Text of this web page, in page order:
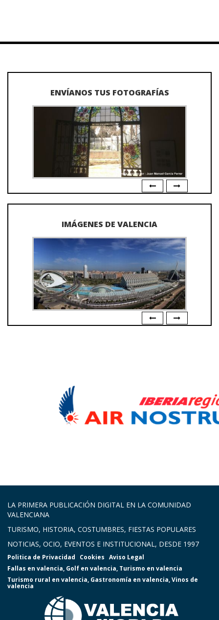
ENVÍANOS TUS FOTOGRAFÍAS
IMÁGENES DE VALENCIA
LA PRIMERA PUBLICACIÓN DIGITAL EN LA COMUNIDAD
VALENCIANA
TURISMO, HISTORIA, COSTUMBRES, FIESTAS POPULARES
NOTICIAS, OCIO, EVENTOS E INSTITUCIONAL, DESDE 1997
Politica de Privacidad Cookies Aviso Legal
Fallas en valencia, Golf en valencia, Turismo en valencia
Turismo rural en valencia, Gastronomía en valencia,Vinos de
valencia